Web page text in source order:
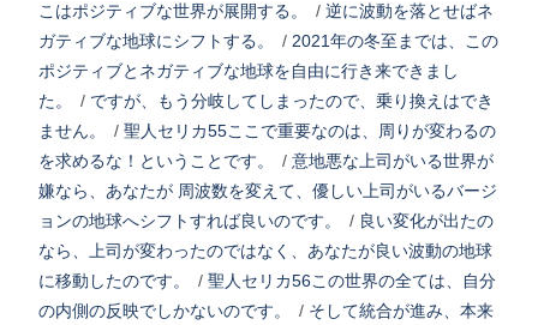
こはポジティブな世界が展開する。
/ 逆に波動を落とせばネ
ガティブな地球にシフトする。
/ 2021年の冬至までは、この
ポジティブとネガティブな地球を自由に行き来できまし
た。
/ ですが、もう分岐してしまったので、乗り換えはでき
ません。
/ 聖人セリカ55ここで重要なのは、周りが変わるの
を求めるな！ということです。
/ 意地悪な上司がいる世界が
嫌なら、あなたが 周波数を変えて、優しい上司がいるバージ
ョンの地球へシフトすれば良いのです。
/ 良い変化が出たの
なら、上司が変わったのではなく、あなたが良い波動の地球
に移動したのです。
/ 聖人セリカ56この世界の全ては、自分
の内側の反映でしかないのです。
/ そして統合が進み、本来